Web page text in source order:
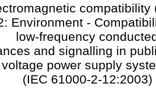
compatibility
Environment -
low-frequency
and signalling in
voltage power supply
(IEC 61000-2-12:2003)